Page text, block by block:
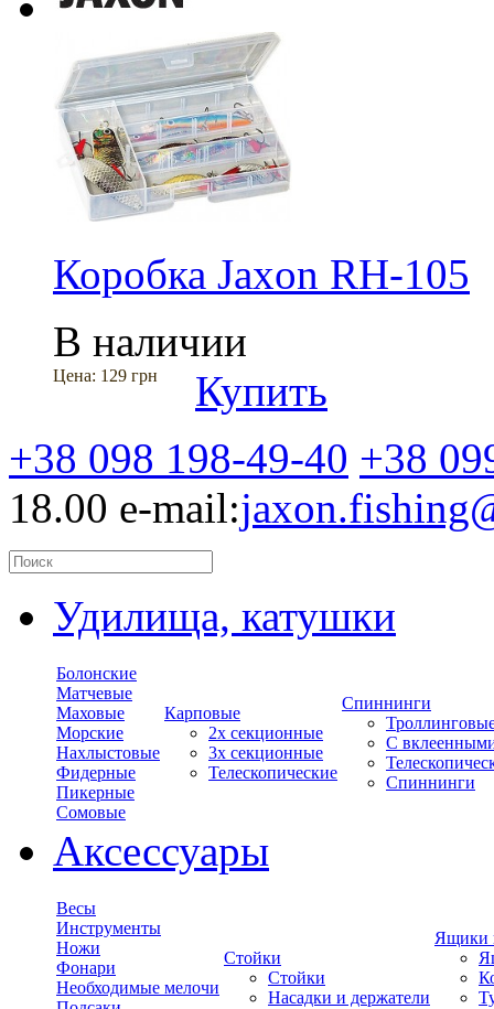
Коробка Jaxon RH-105
В наличии
Цена: 129 грн
Купить
+38 098 198-49-40 +38
18.00 e-mail:
Удилища, катушки
Болонские
Матчевые
Маховые
Морские
Нахлыстовые
Фидерные
Пикерные
Сомовые
Карповые
2х секционные
3х секционные
Телескопические
Спиннинги
С
Спиннинги
Аксессуары
Весы
Инструменты
Ножи
Фонари
Необходимые мелочи
Стойки
Стойки
Насадки и держатели
Ящики